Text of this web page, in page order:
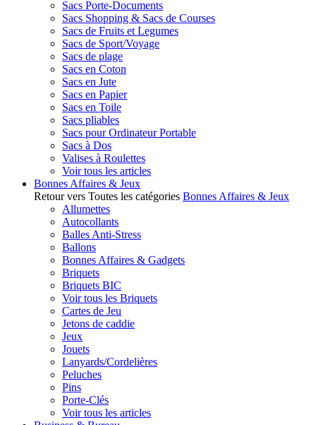
Sacs Porte-Documents
Sacs Shopping & Sacs de Courses
Sacs de Fruits et Legumes
Sacs de Sport/Voyage
Sacs de plage
Sacs en Coton
Sacs en Jute
Sacs en Papier
Sacs en Toile
Sacs pliables
Sacs pour Ordinateur Portable
Sacs à Dos
Valises à Roulettes
Voir tous les articles
Bonnes Affaires & Jeux
Retour vers Toutes les catégories Bonnes Affaires & Jeux
Allumettes
Autocollants
Balles Anti-Stress
Ballons
Bonnes Affaires & Gadgets
Briquets
Briquets BIC
Voir tous les Briquets
Cartes de Jeu
Jetons de caddie
Jeux
Jouets
Lanyards/Cordelières
Peluches
Pins
Porte-Clés
Voir tous les articles